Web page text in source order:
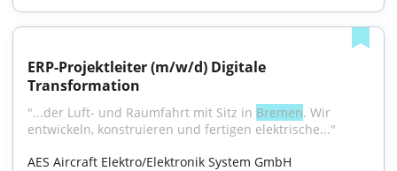
ERP-Projektleiter (m/w/d) Digitale
Transformation
"...der Luft- und Raumfahrt mit Sitz in Bremen. Wir
entwickeln, konstruieren und fertigen elektrische..."
AES Aircraft Elektro/Elektronik System GmbH